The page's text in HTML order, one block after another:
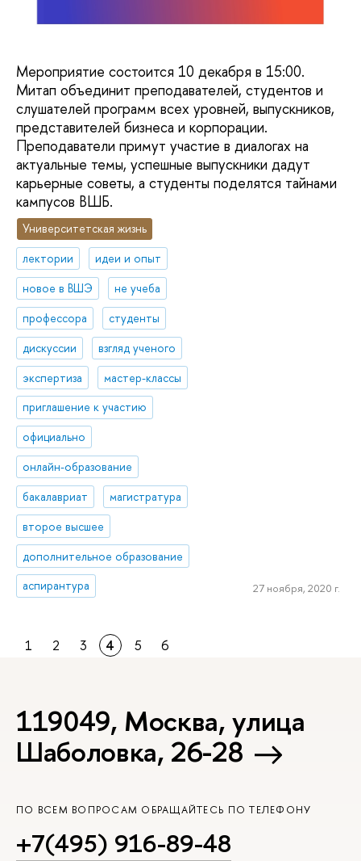
Мероприятие состоится 10 декабря в 15:00.
Митап объединит преподавателей, студентов и
слушателей программ всех уровней, выпускников,
представителей бизнеса и корпорации.
Преподаватели примут участие в диалогах на
актуальные темы, успешные выпускники дадут
карьерные советы, а студенты поделятся тайнами
кампусов ВШБ.
Университетская жизнь
лектории
идеи и опыт
новое в ВШЭ
не учеба
профессора
студенты
дискуссии
взгляд ученого
экспертиза
мастер-классы
приглашение к участию
официально
онлайн-образование
бакалавриат
магистратура
второе высшее
дополнительное образование
аспирантура
27 ноября, 2020 г.
1 2 3 4 5 6
119049, Москва, улица
Шаболовка, 26-28
ПО ВСЕМ ВОПРОСАМ ОБРАЩАЙТЕСЬ ПО ТЕЛЕФОНУ
+7(495) 916-89-48